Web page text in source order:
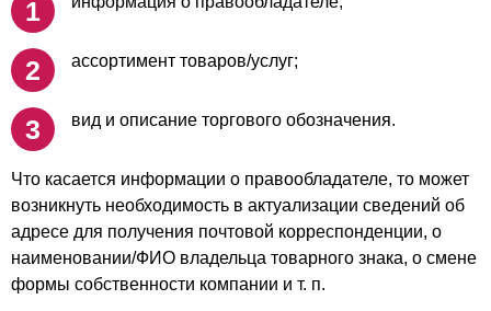
ассортимент товаров/услуг;
вид и описание торгового обозначения.
Что касается информации о правообладателе, то может
возникнуть необходимость в актуализации сведений об
адресе для получения почтовой корреспонденции, о
наименовании/ФИО владельца товарного знака, о смене
формы собственности компании и т. п.